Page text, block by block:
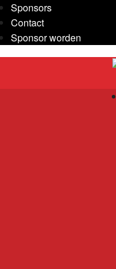
Sponsors
Contact
Sponsor worden